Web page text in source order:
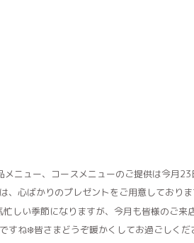
ニュー、コースメニューのご提供は今月
、心ばかりのプレゼントをご用意しており
しい季節になりますが、今月も皆様のご来
すね❄️皆さまどうぞ暖かくしてお過ごしくだ